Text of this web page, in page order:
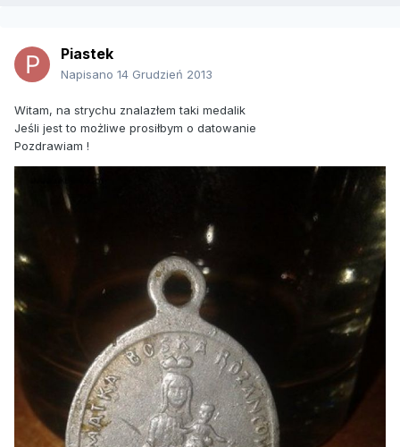
Piastek
Napisano 14 Grudzień 2013
Witam, na strychu znalazłem taki medalik
Jeśli jest to możliwe prosiłbym o datowanie
Pozdrawiam !